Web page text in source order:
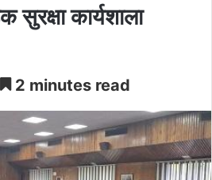
कार्यशाला
2 minutes read